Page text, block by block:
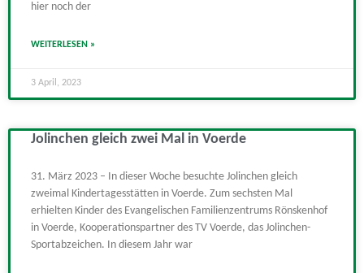
hier noch der
WEITERLESEN »
3 April, 2023
Jolinchen gleich zwei Mal in Voerde
31. März 2023 – In dieser Woche besuchte Jolinchen gleich
zweimal Kindertagesstätten in Voerde. Zum sechsten Mal
erhielten Kinder des Evangelischen Familienzentrums Rönskenhof
in Voerde, Kooperationspartner des TV Voerde, das Jolinchen-
Sportabzeichen. In diesem Jahr war